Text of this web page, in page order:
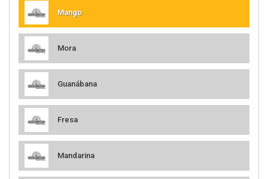
Mango
Mora
Guanábana
Fresa
Mandarina